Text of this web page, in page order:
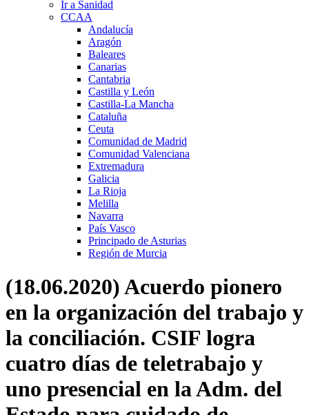
Ir a Sanidad
CCAA
Andalucía
Aragón
Baleares
Canarias
Cantabria
Castilla y León
Castilla-La Mancha
Cataluña
Ceuta
Comunidad de Madrid
Comunidad Valenciana
Extremadura
Galicia
La Rioja
Melilla
Navarra
País Vasco
Principado de Asturias
Región de Murcia
(18.06.2020) Acuerdo pionero
en la organización del trabajo y
la conciliación. CSIF logra
cuatro días de teletrabajo y
uno presencial en la Adm. del